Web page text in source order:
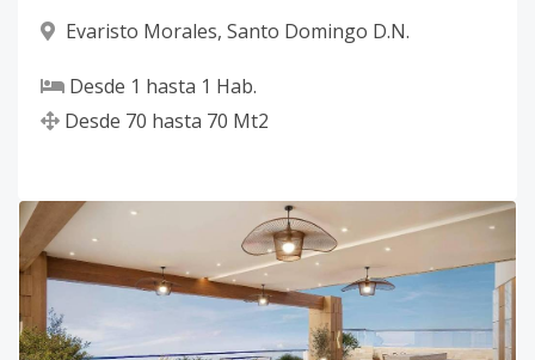
Evaristo Morales, Santo Domingo D.N.
Desde 1 hasta 1 Hab.
Desde 70 hasta 70 Mt2